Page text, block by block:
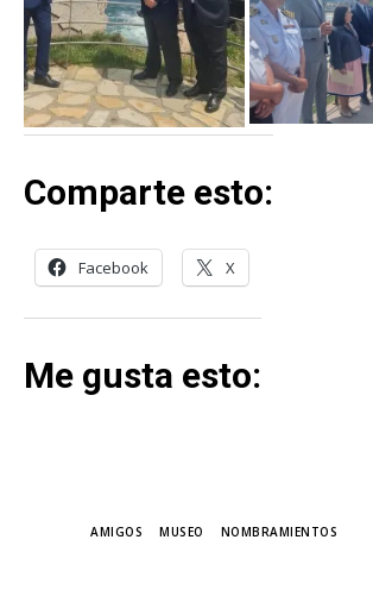
Comparte esto:
Facebook X
Me gusta esto:
AMIGOS MUSEO NOMBRAMIENTOS